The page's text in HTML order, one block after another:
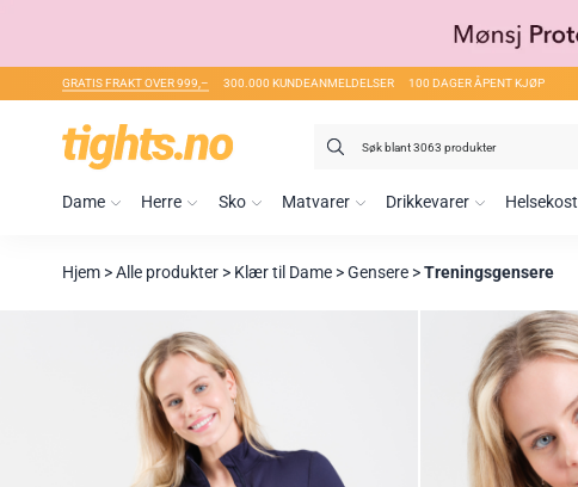
GRATIS FRAKT OVER 999,– 300.000 KUNDEANMELDELSER 100 DAGER ÅPENT KJØP
Søk
Dame Herre Sko Matvarer Drikkevarer Helsekost
Hjem >Alle produkter > Klær til Dame >Gensere >Treningsgensere